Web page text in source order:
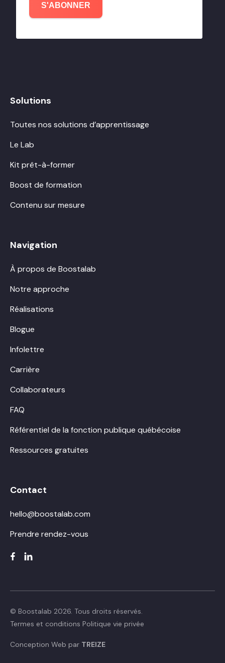
S'ABONNER
Solutions
Toutes nos solutions d’apprentissage
Le Lab
Kit prêt-à-former
Boost de formation
Contenu sur mesure
Navigation
À propos de Boostalab
Notre approche
Réalisations
Blogue
Infolettre
Carrière
Collaborateurs
FAQ
Référentiel de la fonction publique québécoise
Ressources gratuites
Contact
hello@boostalab.com
Prendre rendez-vous
© Boostalab 2026. Tous droits réservés.
Termes et conditions Politique vie privée
Conception Web par TREIZE